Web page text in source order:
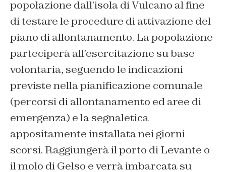
popolazione dall’isola di Vulcano al fine
di testare le procedure di attivazione del
piano di allontanamento. La popolazione
parteciperà all’esercitazione su base
volontaria, seguendo le indicazioni
previste nella pianificazione comunale
(percorsi di allontanamento ed aree di
emergenza) e la segnaletica
appositamente installata nei giorni
scorsi. Raggiungerà il porto di Levante o
il molo di Gelso e verrà imbarcata su